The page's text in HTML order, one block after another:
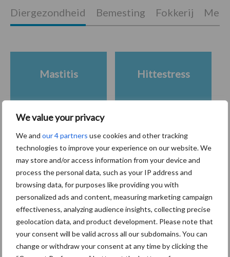
We value your privacy
We and our 4 partners use cookies and other tracking
technologies to improve your experience on our website. We
may store and/or access information from your device and
process the personal data, such as your IP address and
browsing data, for purposes like providing you with
personalized ads and content, measuring marketing campaign
effectiveness, analyzing audience insights, collecting precise
geolocation data, and product development. Please note that
your consent will be valid across all our subdomains. You can
change or withdraw your consent at any time by clicking the
Primaire
Sidebar
Recent nieuws Partner nieuws
7 aug
Grondstoffenmarkt blijft grillig:
droogte en geopolitiek houden
Diergezondheid Bemesting Fokkerij
Mastitis Hittestress
Toon meer